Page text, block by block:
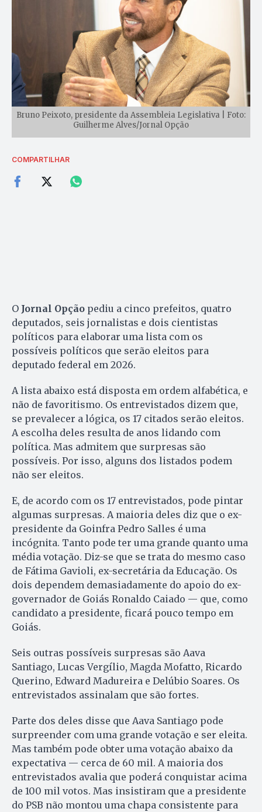
Bruno Peixoto, presidente da Assembleia Legislativa | Foto:
Guilherme Alves/Jornal Opção
COMPARTILHAR
O Jornal Opção pediu a cinco prefeitos, quatro
deputados, seis jornalistas e dois cientistas
políticos para elaborar uma lista com os
possíveis políticos que serão eleitos para
deputado federal em 2026.
A lista abaixo está disposta em ordem alfabética, e
não de favoritismo. Os entrevistados dizem que,
se prevalecer a lógica, os 17 citados serão eleitos.
A escolha deles resulta de anos lidando com
política. Mas admitem que surpresas são
possíveis. Por isso, alguns dos listados podem
não ser eleitos.
E, de acordo com os 17 entrevistados, pode pintar
algumas surpresas. A maioria deles diz que o ex-
presidente da Goinfra Pedro Salles é uma
incógnita. Tanto pode ter uma grande quanto uma
média votação. Diz-se que se trata do mesmo caso
de Fátima Gavioli, ex-secretária da Educação. Os
dois dependem demasiadamente do apoio do ex-
governador de Goiás Ronaldo Caiado — que, como
candidato a presidente, ficará pouco tempo em
Goiás.
Seis outras possíveis surpresas são Aava
Santiago, Lucas Vergílio, Magda Mofatto, Ricardo
Querino, Edward Madureira e Delúbio Soares. Os
entrevistados assinalam que são fortes.
Parte dos deles disse que Aava Santiago pode
surpreender com uma grande votação e ser eleita.
Mas também pode obter uma votação abaixo da
expectativa — cerca de 60 mil. A maioria dos
entrevistados avalia que poderá conquistar acima
de 100 mil votos. Mas insistiram que a presidente
do PSB não montou uma chapa consistente para